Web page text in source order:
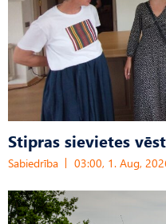
Stipras sievietes
Sabiedrība 03:00, 1. Aug,